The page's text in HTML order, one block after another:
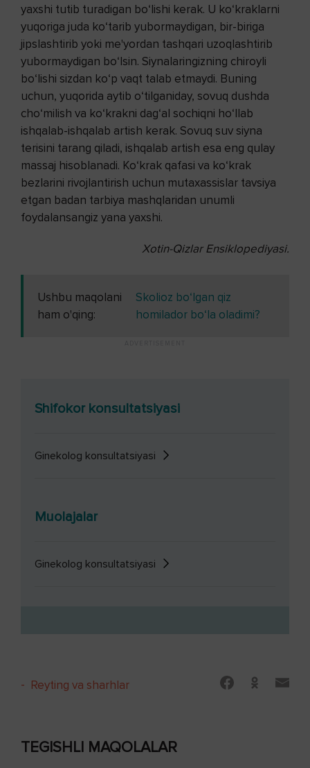
yaxshi tutib turadigan bo‘lishi kerak. U ko‘kraklarni
yuqoriga juda ko‘tarib yubormaydigan, bir-biriga
jipslashtirib yoki me'yordan tashqari uzoqlashtirib
yubormaydigan bo‘lsin. Siynalaringizning chiroyli
bo‘lishi sizdan ko‘p vaqt talab etmaydi. Buning
uchun, yuqorida aytib o‘tilganiday, sovuq dushda
cho‘milish va ko‘krakni dag‘al sochiqni ho‘llab
ishqalab-ishqalab artish kerak. Sovuq suv siyna
terisini tarang qiladi, ishqalab artish esa eng qulay
massaj hisoblanadi. Ko‘krak qafasi va ko‘krak
bezlarini rivojlantirish uchun mutaxassislar tavsiya
etgan badan tarbiya mashqlaridan unumli
foydalansangiz yana yaxshi.
Xotin-Qizlar Ensiklopediyasi.
Ushbu maqolani
ham o'qing:
Skolioz bo‘lgan qiz
homilador bo‘la oladimi?
Shifokor konsultatsiyasi
Ginekolog konsultatsiyasi
Muolajalar
Ginekolog konsultatsiyasi
- Reyting va sharhlar
TEGISHLI MAQOLALAR